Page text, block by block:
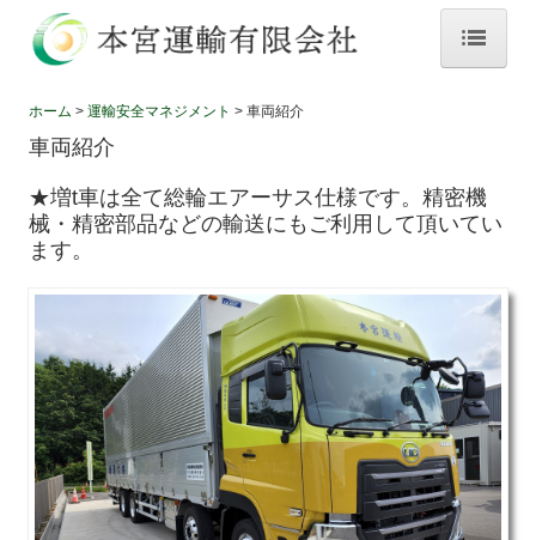
ブログ
業務のお知らせ
ご挨拶
社訓・会社方針・経営理念
会社概要
加盟団体
ローカルネットワークシステム協同組合連合会
ホーム 運輸安全マネジメント 車両紹介
車両紹介
★増t車は全て総輪エアーサス仕様です。精密機
械・精密部品などの輸送にもご利用して頂いてい
ます。